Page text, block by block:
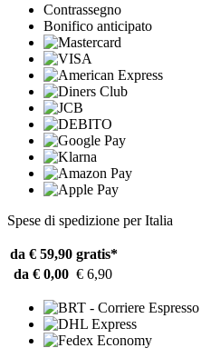
Contrassegno
Bonifico anticipato
Spese di spedizione per Italia
da € 59,90 gratis*
da € 0,00 € 6,90